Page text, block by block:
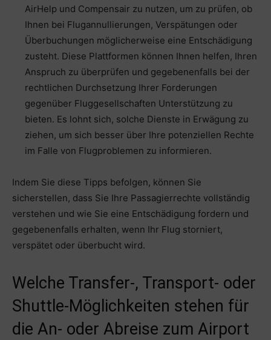
AirHelp und Compensair zu nutzen, um zu prüfen, ob
Ihnen bei Flugannullierungen, Verspätungen oder
Überbuchungen möglicherweise eine Entschädigung
zusteht. Diese Plattformen können Ihnen helfen, Ihren
Anspruch zu überprüfen und gegebenenfalls bei der
rechtlichen Durchsetzung Ihrer Forderungen
gegenüber Fluggesellschaften Unterstützung zu
bieten. Es lohnt sich, solche Dienste in Erwägung zu
ziehen, um sich besser über Ihre potenziellen Rechte
im Falle von Flugproblemen zu informieren.
Indem Sie diese Tipps befolgen, können Sie
sicherstellen, dass Sie Ihre Passagierrechte vollständig
verstehen und wie Sie eine Entschädigung fordern und
gegebenenfalls erhalten, wenn Ihr Flug storniert,
verspätet oder überbucht wird.
Welche Transfer-, Transport- oder
Shuttle-Möglichkeiten stehen für
die An- oder Abreise zum Airport